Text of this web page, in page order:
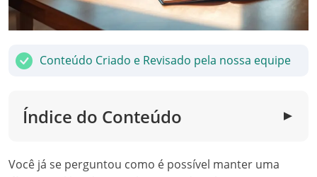
Conteúdo Criado e Revisado pela nossa equipe
Índice do Conteúdo ▼
Você já se perguntou como é possível manter uma